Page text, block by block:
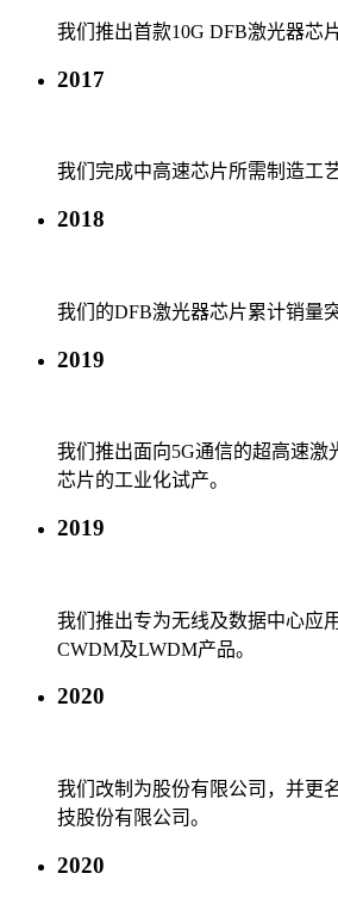
我们推出首款10G DFB激光器芯片
2017
我们完成中高速芯片所需制造工
2018
我们的DFB激光器芯片累计销量
2019
我们推出面向5G通信的超高速激
芯片的工业化试产。
2019
我们推出专为无线及数据中心应
CWDM及LWDM产品。
2020
我们改制为股份有限公司，并更
技股份有限公司。
2020